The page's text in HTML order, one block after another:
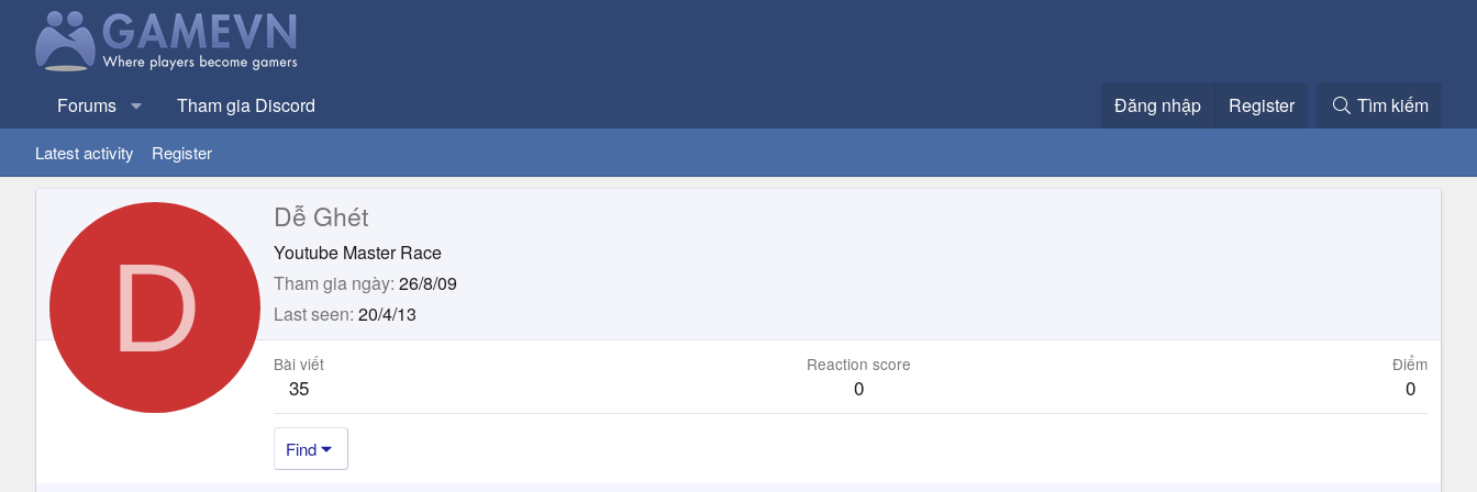
Forums Tham gia Discord Đăng nhập Register Tìm kiếm
Latest activity Register
D
Dễ Ghét
Youtube Master Race
Tham gia ngày 26/8/09
Last seen 20/4/13
Bài viết
35
Reaction score
0
Điểm
0
Find